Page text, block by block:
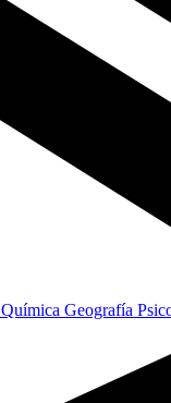
Química Geografía